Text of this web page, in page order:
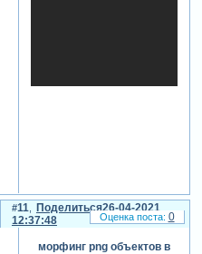
Поделиться
11
26-04-2021
12:37:48
морфинг png объектов в
0